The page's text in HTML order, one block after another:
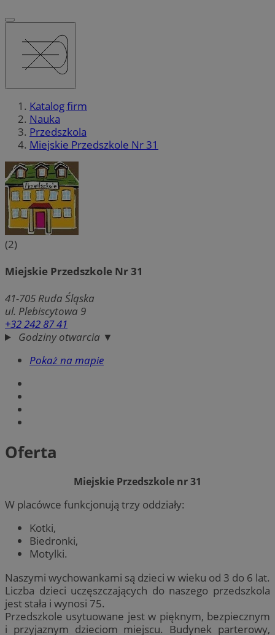
Katalog firm
Nauka
Przedszkola
Miejskie Przedszkole Nr 31
(2)
Miejskie Przedszkole Nr 31
41-705 Ruda Śląska
ul. Plebiscytowa 9
+32 242 87 41
Godziny otwarcia ▼
Pokaż na mapie
Oferta
Miejskie Przedszkole nr 31
W placówce funkcjonują trzy oddziały:
Kotki,
Biedronki,
Motylki.
Naszymi wychowankami są dzieci w wieku od 3 do 6 lat.
Liczba dzieci uczęszczających do naszego przedszkola
jest stała i wynosi 75.
Przedszkole usytuowane jest w pięknym, bezpiecznym
i przyjaznym dzieciom miejscu. Budynek parterowy,